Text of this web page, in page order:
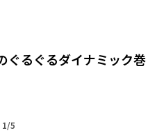
ぐるぐるダイナミック巻
1/5